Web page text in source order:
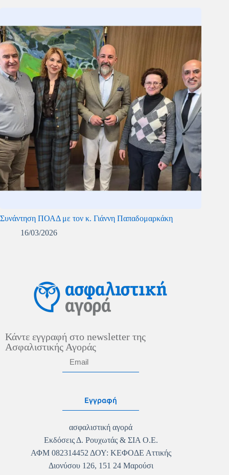
Συνάντηση ΠΟΑΔ με τον κ. Γιάννη Παπαδομαρκάκη
16/03/2026
Κάντε εγγραφή στο newsletter της
Ασφαλιστικής Αγοράς
Εγγραφή
ασφαλιστική αγορά
Εκδόσεις Δ. Ρουχωτάς & ΣΙΑ Ο.Ε.
ΑΦΜ 082314452 ΔΟΥ: ΚΕΦΟΔΕ Αττικής
Διονύσου 126, 151 24 Μαρούσι